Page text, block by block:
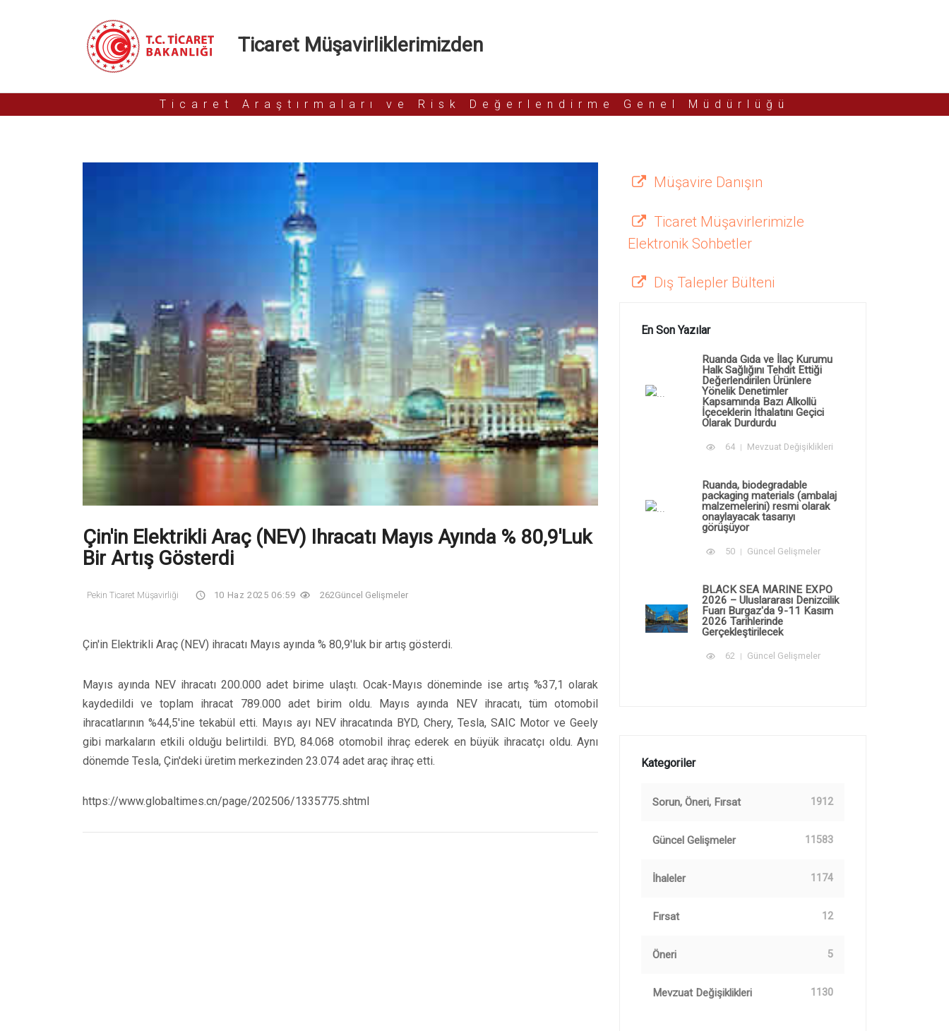
Ticaret Müşavirliklerimizden
Ticaret Araştırmaları ve Risk Değerlendirme Genel Müdürlüğü
Çin'in Elektrikli Araç (NEV) Ihracatı Mayıs Ayında % 80,9'luk
Bir Artış Gösterdi
Pekin Ticaret Müşavirliği 10 Haz 2025 06:59 262Güncel Gelişmeler
Çin'in Elektrikli Araç (NEV) ihracatı Mayıs ayında % 80,9'luk bir artış gösterdi.
Mayıs ayında NEV ihracatı 200.000 adet birime ulaştı. Ocak-Mayıs döneminde ise artış %37,1 olarak
kaydedildi ve toplam ihracat 789.000 adet birim oldu. Mayıs ayında NEV ihracatı, tüm otomobil
ihracatlarının %44,5'ine tekabül etti. Mayıs ayı NEV ihracatında BYD, Chery, Tesla, SAIC Motor ve Geely
gibi markaların etkili olduğu belirtildi. BYD, 84.068 otomobil ihraç ederek en büyük ihracatçı oldu. Aynı
dönemde Tesla, Çin'deki üretim merkezinden 23.074 adet araç ihraç etti.
https://www.globaltimes.cn/page/202506/1335775.shtml
Müşavire Danışın
Ticaret Müşavirlerimizle
Elektronik Sohbetler
Dış Talepler Bülteni
En Son Yazılar
Ruanda Gıda ve İlaç Kurumu
Halk Sağlığını Tehdit Ettiği
Değerlendirilen Ürünlere
Yönelik Denetimler
Kapsamında Bazı Alkollü
İçeceklerin İthalatını Geçici
Olarak Durdurdu
64 Mevzuat Değişiklikleri
Ruanda, biodegradable
packaging materials (ambalaj
malzemelerini) resmi olarak
onaylayacak tasarıyı
görüşüyor
50 Güncel Gelişmeler
BLACK SEA MARINE EXPO
2026 – Uluslararası Denizcilik
Fuarı Burgaz'da 9-11 Kasım
2026 Tarihlerinde
Gerçekleştirilecek
62 Güncel Gelişmeler
Kategoriler
Sorun, Öneri, Fırsat 1912
Güncel Gelişmeler 11583
İhaleler 1174
Fırsat 12
Öneri 5
Mevzuat Değişiklikleri 1130